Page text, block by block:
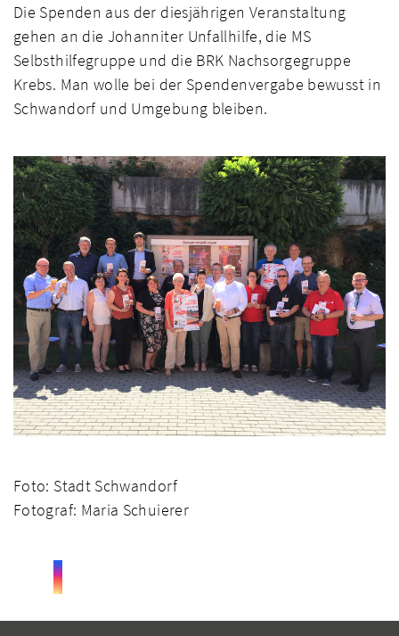
Die Spenden aus der diesjährigen Veranstaltung
gehen an die Johanniter Unfallhilfe, die MS
Selbsthilfegruppe und die BRK Nachsorgegruppe
Krebs. Man wolle bei der Spendenvergabe bewusst in
Schwandorf und Umgebung bleiben.
Foto: Stadt Schwandorf
Fotograf: Maria Schuierer